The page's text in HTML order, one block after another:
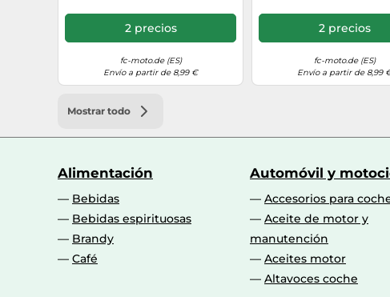
2 precios
fc-moto.de (ES)
Envío a partir de 8,99 €
2 precios
fc-moto.de (ES)
Envío a partir de 8,99
Mostrar todo
Alimentación
Bebidas
Bebidas espirituosas
Brandy
Café
Automóvil y
Accesorios para
Aceite de motor y
manutención
Aceites motor
Altavoces coche